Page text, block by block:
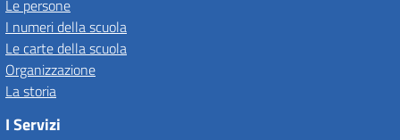
Le persone
I numeri della scuola
Le carte della scuola
Organizzazione
La storia
I Servizi